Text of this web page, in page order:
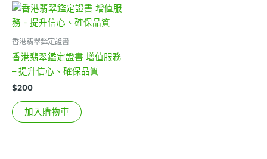
香港翡翠鑑定證書
香港翡翠鑑定證書 增值服務
– 提升信心、確保品質
$200
加入購物車